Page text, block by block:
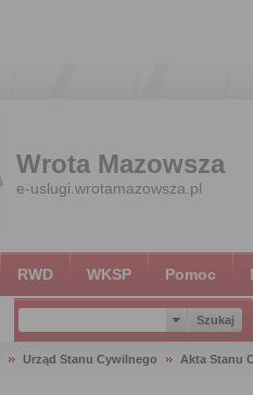
Wrota Mazowsza
e-uslugi.wrotamazowsza.pl
RWD WKSP Pomoc
Urząd Stanu Cywilnego
Akta Stanu